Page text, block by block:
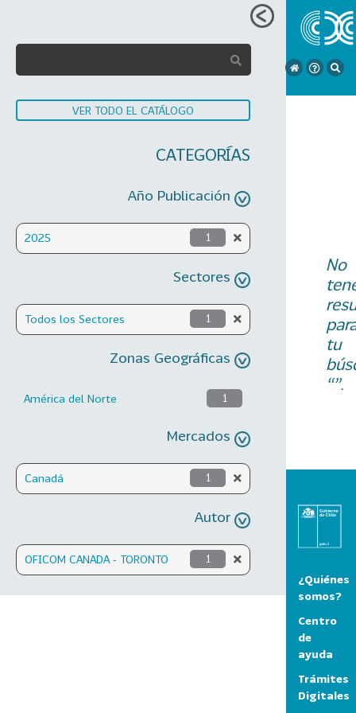
VER TODO EL CATÁLOGO
CATEGORÍAS
Año Publicación
2025 1
Sectores
Todos los Sectores 1
Zonas Geográficas
América del Norte 1
Mercados
Canadá 1
Autor
OFICOM CANADA - TORONTO 1
No
tu
“”.
¿Quiénes
somos?
Centro
de
ayuda
Trámites
Digitales